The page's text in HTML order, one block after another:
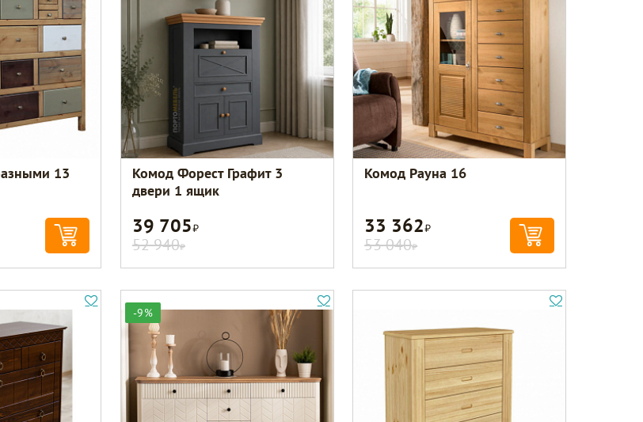
13
Комод Форест Графит 3
двери 1 ящик
39 705Р
52 940Р
Комод Рауна 16
33 362Р
53 040Р
-9%